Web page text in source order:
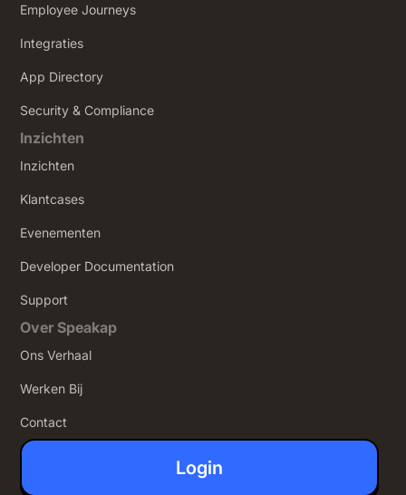
Employee Journeys
Integraties
App Directory
Security & Compliance
Inzichten
Inzichten
Klantcases
Evenementen
Developer Documentation
Support
Over Speakap
Ons Verhaal
Werken Bij
Contact
Login